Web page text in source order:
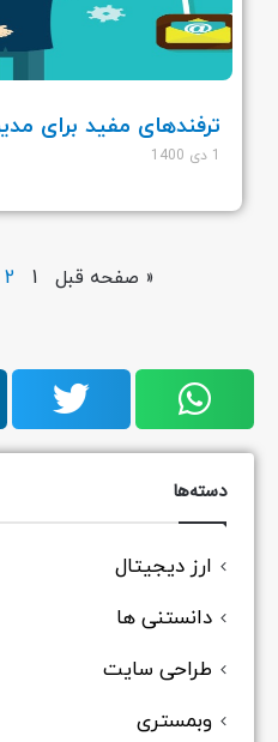
ترفندهای مفید برای
« صفحه قبل 2
دسته‌ها
ارز دیجیتال
دانستنی ها
طراحی سایت
وبمستری